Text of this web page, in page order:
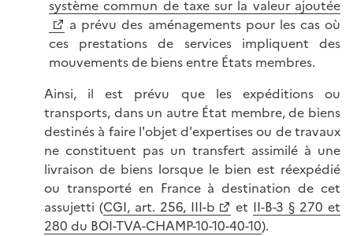
système commun de taxe sur la valeur ajoutée
a prévu des aménagements pour les cas où
ces prestations de services impliquent des
mouvements de biens entre États membres.
Ainsi, il est prévu que les expéditions ou
transports, dans un autre État membre, de biens
destinés à faire l'objet d'expertises ou de travaux
ne constituent pas un transfert assimilé à une
livraison de biens lorsque le bien est réexpédié
ou transporté en France à destination de cet
assujetti (CGI, art. 256, III-b et II-B-3 § 270 et
280 du BOI-TVA-CHAMP-10-10-40-10).